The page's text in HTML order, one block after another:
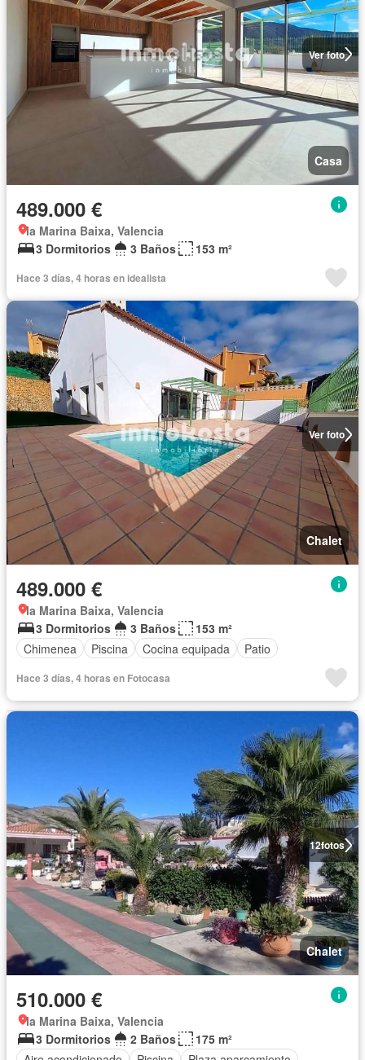
Ver foto
Casa
489.000 €
la Marina Baixa, Valencia
3 Dormitorios
3 Baños 153 m²
Hace 3 días, 4 horas en idealista
Ver foto
Chalet
489.000 €
la Marina Baixa, Valencia
3 Dormitorios
3 Baños
153 m²
Chimenea
Piscina Cocina equipada Patio
Hace 3 días, 4 horas en Fotocasa
12fotos
Chalet
510.000 €
la Marina Baixa, Valencia
3 Dormitorios
2 Baños
175 m²